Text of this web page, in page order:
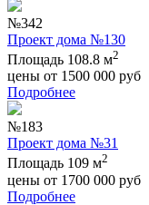
№342
Проект дома №130
Площадь 108.8 м2
цены от 1500 000 руб
Подробнее
№183
Проект дома №31
Площадь 109 м2
цены от 1700 000 руб
Подробнее